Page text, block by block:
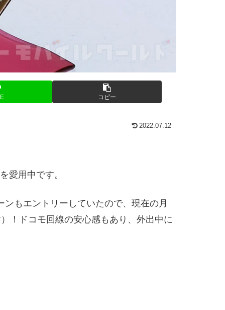
コピー
2022.07.12
愛用中です。
もエントリーしていたので、現在の月
！ドコモ回線の安心感もあり、外出中に